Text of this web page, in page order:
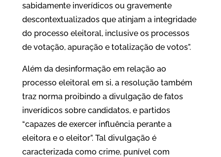
sabidamente inverídicos ou gravemente
descontextualizados que atinjam a integridade
do processo eleitoral, inclusive os processos
de votação, apuração e totalização de votos”.
Além da desinformação em relação ao
processo eleitoral em si, a resolução também
traz norma proibindo a divulgação de fatos
inverídicos sobre candidatos, e partidos
“capazes de exercer influência perante a
eleitora e o eleitor”. Tal divulgação é
caracterizada como crime, punível com